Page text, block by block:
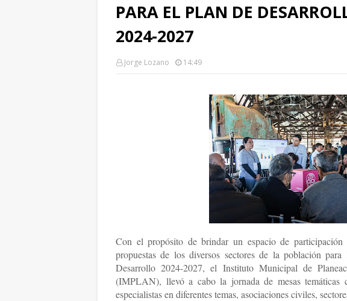
PARA EL PLAN DE
2024-2027
Jorge Lozano 14:49
Con el propósito de brindar un espacio de
propuestas de los diversos sectores de la población
Desarrollo 2024-2027, el Instituto Municipal de
(IMPLAN), llevó a cabo la jornada de mesas temáticas
especialistas en diferentes temas, asociaciones civiles,